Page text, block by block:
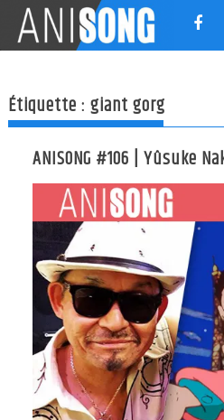
content
Étiquette :giant gorg
ANISONG #106 | Yûsuke